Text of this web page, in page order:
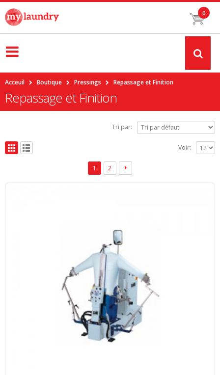
0
Acceuil Boutique Pressings Repassage et Finition
Repassage et Finition
Tri par:
Voir:
1 2